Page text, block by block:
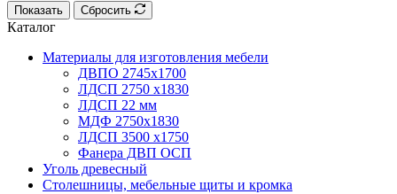
Показать Сбросить
Каталог
Материалы для изготовления мебели
ДВПО 2745х1700
ЛДСП 2750 х1830
ЛДСП 22 мм
МДФ 2750х1830
ЛДСП 3500 х1750
Фанера ДВП ОСП
Уголь древесный
Столешницы, мебельные щиты и кромка